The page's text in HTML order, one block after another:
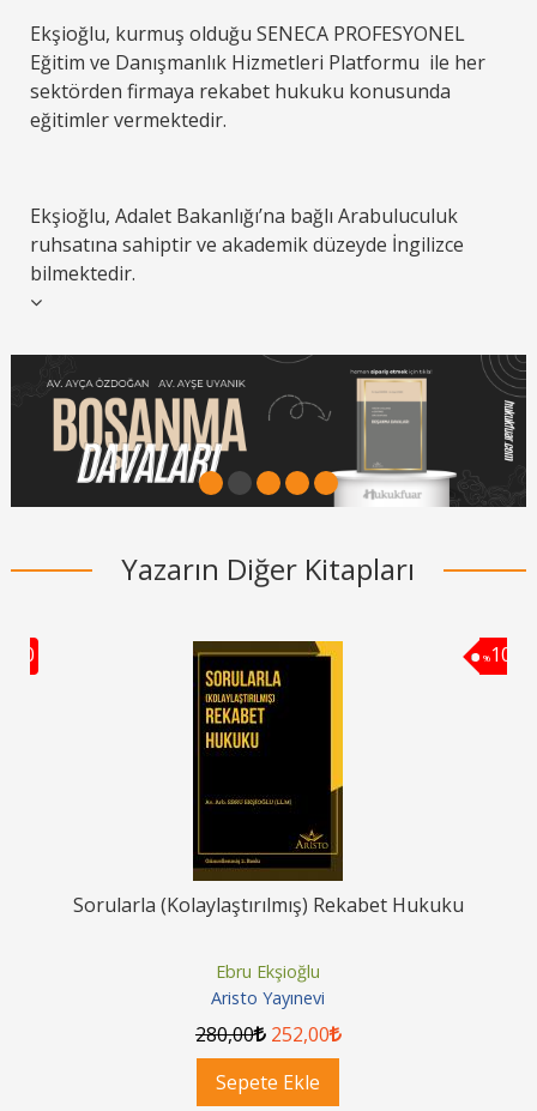
Ekşioğlu, kurmuş olduğu SENECA PROFESYONEL
Eğitim ve Danışmanlık Hizmetleri Platformu ile her
sektörden firmaya rekabet hukuku konusunda
eğitimler vermektedir.
Ekşioğlu, Adalet Bakanlığı’na bağlı Arabuluculuk
ruhsatına sahiptir ve akademik düzeyde İngilizce
bilmektedir.
1 2 3 4 5
Yazarın Diğer Kitapları
10 %10
Sorularla (Kolaylaştırılmış) Rekabet Hukuku
Ebru Ekşioğlu
Aristo Yayınevi
280,00 252,00
Sepete Ekle